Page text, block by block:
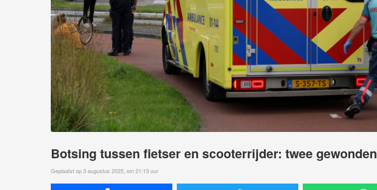
Botsing tussen fietser en scooterrijder: twee gewonden
Geplaatst op 3 augustus 2025, om 21:13 uur